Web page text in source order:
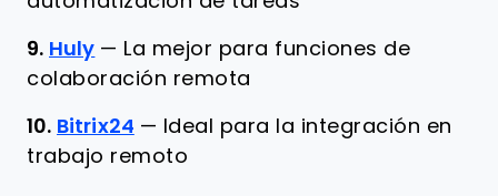
9. Huly — La mejor para funciones de
colaboración remota
10. Bitrix24 — Ideal para la integración en
trabajo remoto